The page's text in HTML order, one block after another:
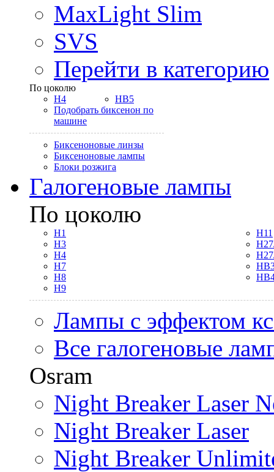
MaxLight Slim
SVS
Перейти в категорию
По цоколю
H4
HB5
Подобрать биксенон по
машине
Биксеноновые линзы
Биксеноновые лампы
Блоки розжига
Галогеновые лампы
По цоколю
H1
H3
H4
H7
H8
H9
H11
Лампы с эффектом
Все галогеновые
Osram
Night Breaker Laser
Night Breaker Laser
Night Breaker